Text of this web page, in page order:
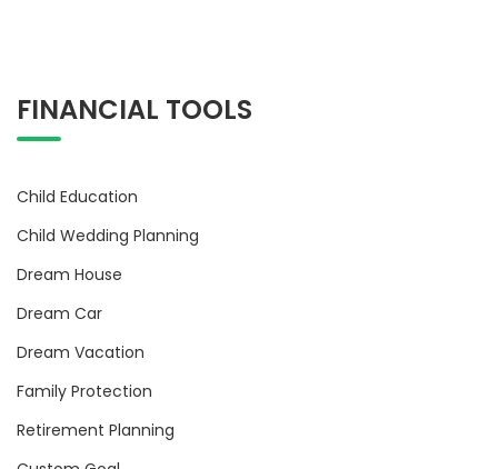
FINANCIAL TOOLS
Child Education
Child Wedding Planning
Dream House
Dream Car
Dream Vacation
Family Protection
Retirement Planning